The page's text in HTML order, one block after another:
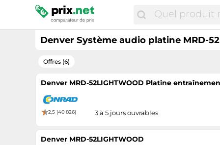
Denver Système audio platine MRD-
Offres (6)
Denver MRD-52LIGHTWOOD Platine
2,5 (40 826) 3 à 5 jours ouvrables
Denver MRD-52LIGHTWOOD